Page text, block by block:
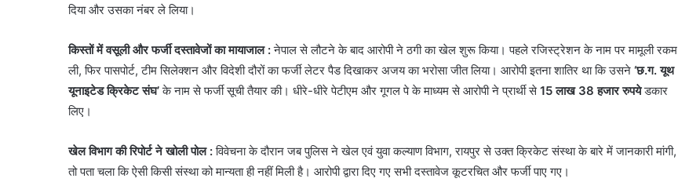
दिया और उसका नंबर ले लिया।
किस्तों में वसूली और फर्जी दस्तावेजों का मायाजाल :नेपाल से लौटने के बाद आरोपी ने ठगी का खेल शुरू किया। पहले रजिस्ट्रेशन के नाम पर मामूली रकम
ली, फिर पासपोर्ट, टीम सिलेक्शन और विदेशी दौरों का फर्जी लेटर पैड दिखाकर अजय का भरोसा जीत लिया। आरोपी इतना शातिर था कि उसने ‘छ.ग. यूथ
यूनाइटेड क्रिकेट संघ’के नाम से फर्जी सूची तैयार की। धीरे-धीरे पेटीएम और गूगल पे के माध्यम से आरोपी ने प्रार्थी से15 लाख 38 हजार रुपयेडकार
लिए।
खेल विभाग की रिपोर्ट ने खोली पोल :विवेचना के दौरान जब पुलिस ने खेल एवं युवा कल्याण विभाग, रायपुर से उक्त क्रिकेट संस्था के बारे में जानकारी मांगी,
तो पता चला कि ऐसी किसी संस्था को मान्यता ही नहीं मिली है। आरोपी द्वारा दिए गए सभी दस्तावेज कूटरचित और फर्जी पाए गए।